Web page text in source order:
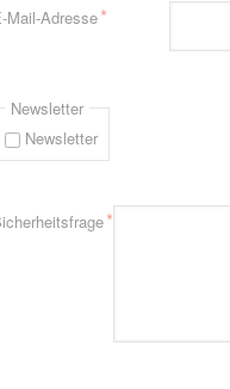
Mail-Adresse*
Newsletter
Newsletter
*